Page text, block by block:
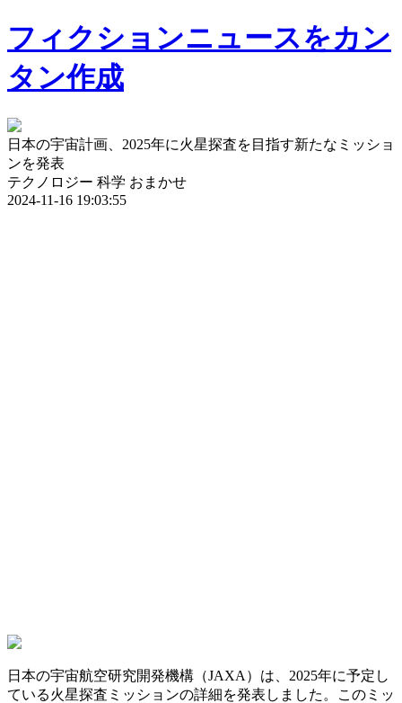
フィクションニュースをカン
タン作成
日本の宇宙計画、2025年に火星探査を目指す新たなミッショ
ンを発表
テクノロジー 科学 おまかせ
2024-11-16 19:03:55
日本の宇宙航空研究開発機構（JAXA）は、2025年に予定し
ている火星探査ミッションの詳細を発表しました。このミッ